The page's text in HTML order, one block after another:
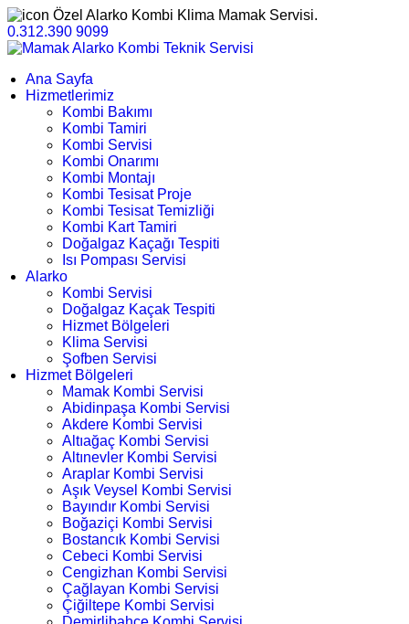
Özel Alarko Kombi Klima Mamak Servisi.
0.312.390 9099
Ana Sayfa
Hizmetlerimiz
Kombi Bakımı
Kombi Tamiri
Kombi Servisi
Kombi Onarımı
Kombi Montajı
Kombi Tesisat Proje
Kombi Tesisat Temizliği
Kombi Kart Tamiri
Doğalgaz Kaçağı Tespiti
Isı Pompası Servisi
Alarko
Kombi Servisi
Doğalgaz Kaçak Tespiti
Hizmet Bölgeleri
Klima Servisi
Şofben Servisi
Hizmet Bölgeleri
Mamak Kombi Servisi
Abidinpaşa Kombi Servisi
Akdere Kombi Servisi
Altıağaç Kombi Servisi
Altınevler Kombi Servisi
Araplar Kombi Servisi
Aşık Veysel Kombi Servisi
Bayındır Kombi Servisi
Boğaziçi Kombi Servisi
Bostancık Kombi Servisi
Cebeci Kombi Servisi
Cengizhan Kombi Servisi
Çağlayan Kombi Servisi
Çiğiltepe Kombi Servisi